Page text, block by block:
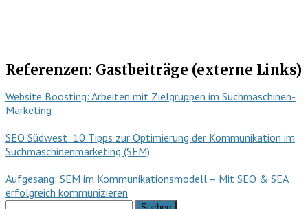
Referenzen: Gastbeiträge (externe Links)
Website Boosting: Arbeiten mit Zielgruppen im Suchmaschinen-
Marketing
SEO Südwest: 10 Tipps zur Optimierung der Kommunikation im
Suchmaschinenmarketing (SEM)
Aufgesang: SEM im Kommunikationsmodell – Mit SEO & SEA
erfolgreich kommunizieren
Suchen